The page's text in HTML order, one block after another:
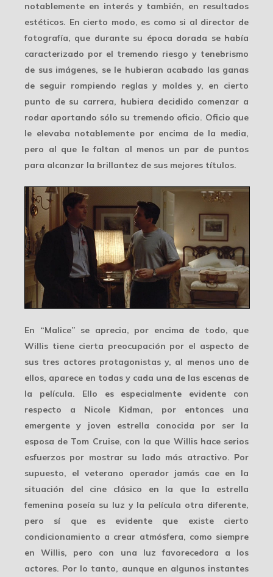
notablemente en interés y también, en resultados
estéticos. En cierto modo, es como si al director de
fotografía, que durante su época dorada se había
caracterizado por el tremendo riesgo y tenebrismo
de sus imágenes, se le hubieran acabado las ganas
de seguir rompiendo reglas y moldes y, en cierto
punto de su carrera, hubiera decidido comenzar a
rodar aportando sólo su tremendo oficio. Oficio que
le elevaba notablemente por encima de la media,
pero al que le faltan al menos un par de puntos
para alcanzar la brillantez de sus mejores títulos.
En “Malice” se aprecia, por encima de todo, que
Willis tiene cierta preocupación por el aspecto de
sus tres actoresprotagonistas y, al menos uno de
ellos, aparece en todas y cada una de las escenas de
la película. Ello es especialmente evidente con
respecto a Nicole Kidman, por entonces una
emergente y joven estrella conocida por ser la
esposa de Tom Cruise, con la que Willis hace serios
esfuerzos por mostrar su lado más atractivo. Por
supuesto, el veterano operador jamás cae en la
situación del cine clásico en la que la estrella
femenina poseía su luz y la película otra diferente,
pero sí que es evidente que existe cierto
condicionamiento a crear atmósfera, como siempre
en Willis, pero con una luz favorecedora a los
actores. Por lo tanto, aunque en algunos instantes